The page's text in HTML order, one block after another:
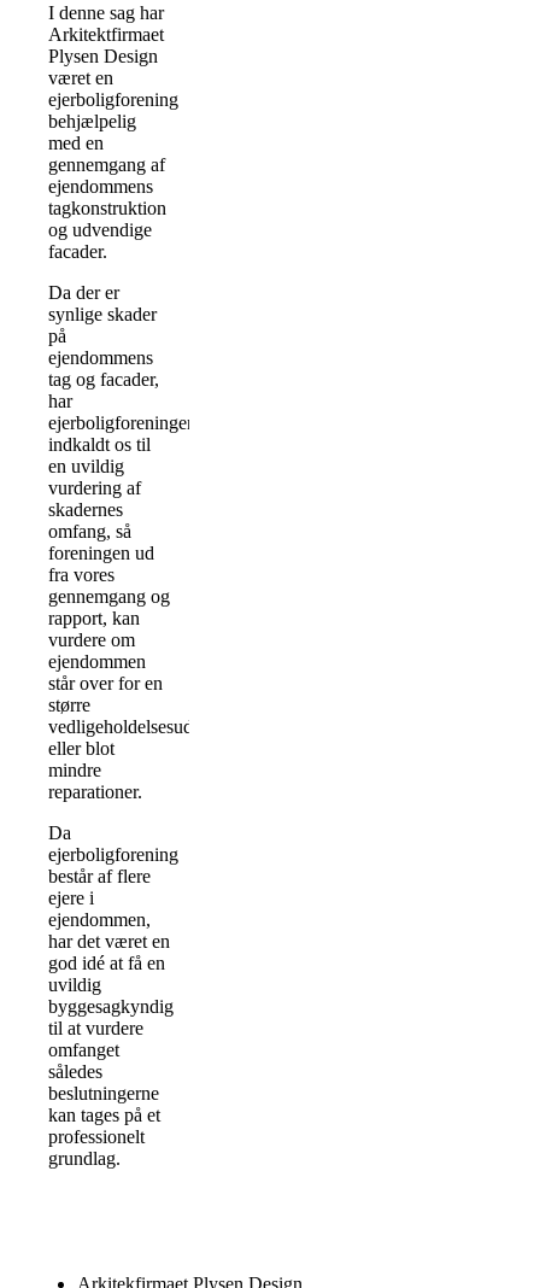
I denne sag har
Arkitektfirmaet
Plysen Design
været en
ejerboligforening
behjælpelig
med en
gennemgang af
ejendommens
tagkonstruktion
og udvendige
facader.
Da der er
synlige skader
på
ejendommens
tag og facader,
har
ejerboligforeningen
indkaldt os til
en uvildig
vurdering af
skadernes
omfang, så
foreningen ud
fra vores
gennemgang og
rapport, kan
vurdere om
ejendommen
står over for en
større
vedligeholdelsesudgift
eller blot
mindre
reparationer.
Da
ejerboligforening
består af flere
ejere i
ejendommen,
har det været en
god idé at få en
uvildig
byggesagkyndig
til at vurdere
omfanget
således
beslutningerne
kan tages på et
professionelt
grundlag.
Arkitekfirmaet Plysen Design